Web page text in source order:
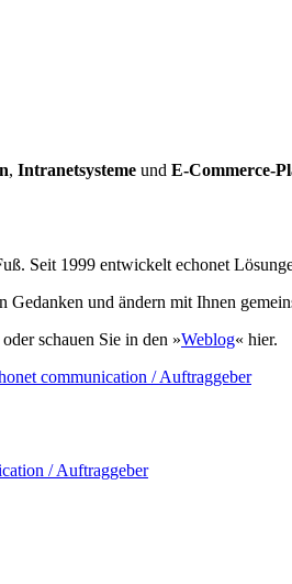
, Intranetsysteme und E-Commerce-
Seit 1999 entwickelt echonet
Gedanken und ändern mit Ihnen
oder schauen Sie in den »Weblog« hier.